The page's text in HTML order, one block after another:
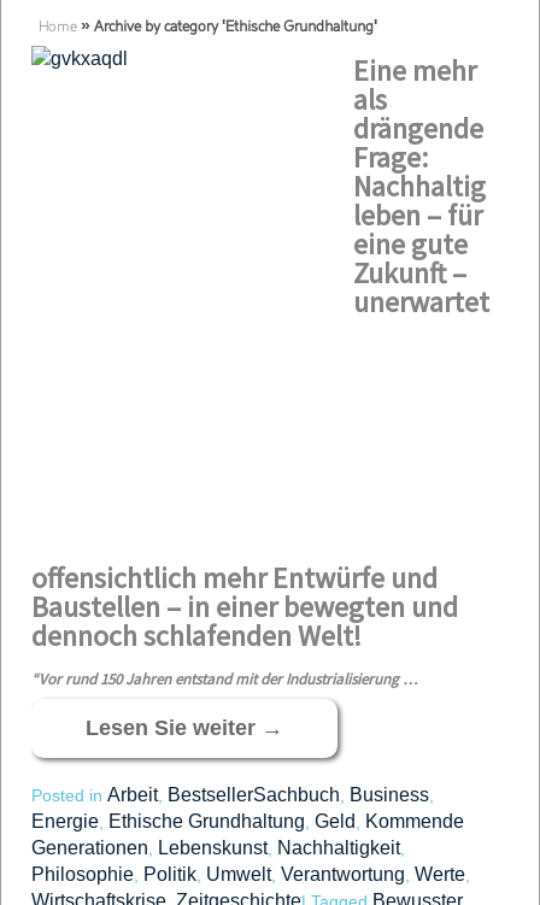
Home » Archive by category 'Ethische Grundhaltung'
Eine mehr
als
drängende
Frage:
Nachhaltig
leben – für
eine gute
Zukunft –
unerwartet
offensichtlich mehr Entwürfe und
Baustellen – in einer bewegten und
dennoch schlafenden Welt!
“Vor rund 150 Jahren entstand mit der Industrialisierung …
Lesen Sie weiter →
Posted in Arbeit, BestsellerSachbuch Business
Energie Ethische Grundhaltung Geld
Kommende
Generationen
Lebenskunst, Nachhaltigkeit,
Philosophie Politik Umwelt, Verantwortung Werte
Wirtschaftskrise Zeitgeschichte Bewusster